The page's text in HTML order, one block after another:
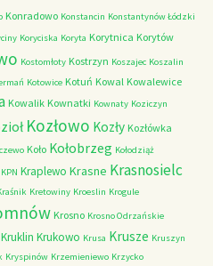
Konradowo Konstancin Konstantynów Łódzki
Koryciska Koryta Korytnica Korytów
Kostomłoty Kostrzyn Koszajec Koszalin
Kotowice Kotuń Kowal Kowalewice
Kowalik Kownatki Kownaty Koziczyn
Kozłowo Kozły Kozłówka
Koło Kołobrzeg Kołodziąż
KPN Kraplewo Krasne Krasnosielc
Kretowiny Kroeslin Krogule
Krosno Krosno Odrzańskie
Kruklin Krukowo Krusa Krusze Kruszyn
Kryspinów Krzemieniewo Krzycko